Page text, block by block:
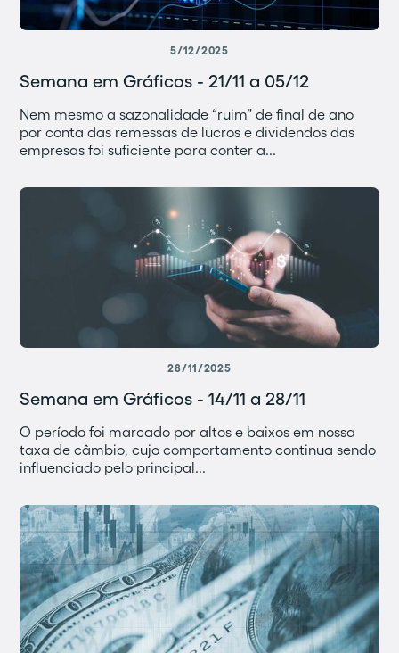
5/12/2025
Semana em Gráficos - 21/11 a 05/12
Nem mesmo a sazonalidade “ruim” de final de ano
por conta das remessas de lucros e dividendos das
empresas foi suficiente para conter a...
28/11/2025
Semana em Gráficos - 14/11 a 28/11
O período foi marcado por altos e baixos em nossa
taxa de câmbio, cujo comportamento continua sendo
influenciado pelo principal...